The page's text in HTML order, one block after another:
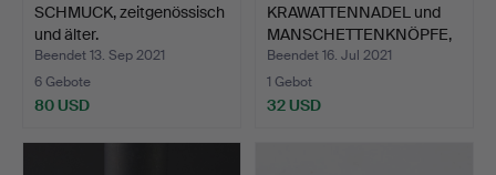
SCHMUCK, zeitgenössisch
und älter.
Beendet 13. Sep 2021
6 Gebote
80 USD
KRAWATTENNADEL und
MANSCHETTENKNÖPFE,
Silb…
Beendet 16. Jul 2021
1 Gebot
32 USD